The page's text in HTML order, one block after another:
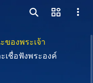
ของพระเจ้า
เชื่อฟังพระองค์